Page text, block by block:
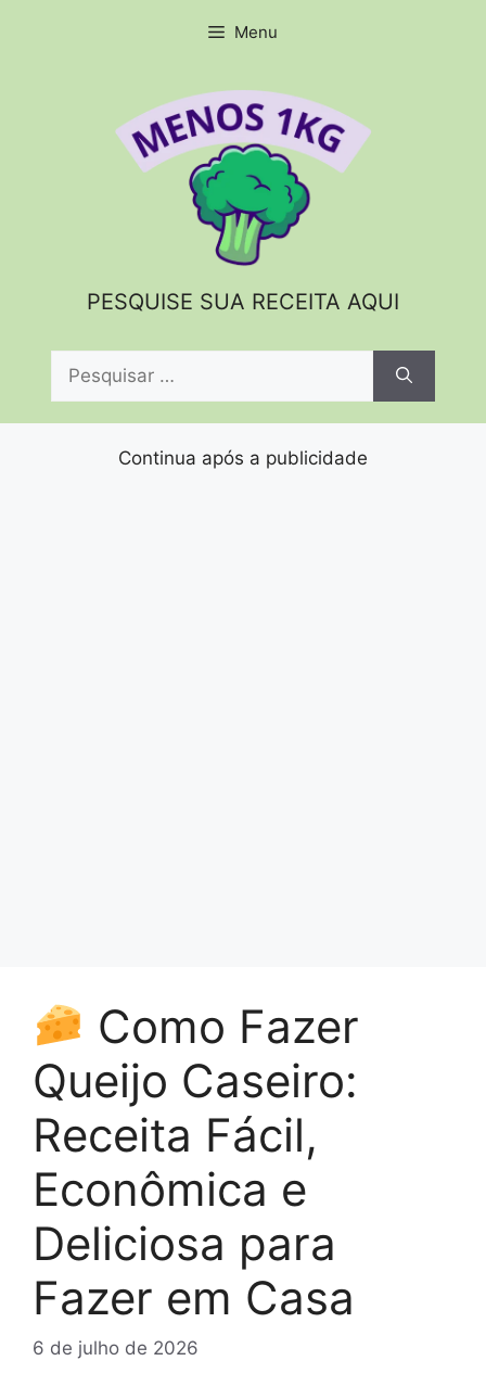
Menu
PESQUISE SUA RECEITA AQUI
Pesquisar
Continua após a publicidade
Como Fazer
Queijo Caseiro:
Receita Fácil,
Econômica e
Deliciosa para
Fazer em Casa
6 de julho de 2026